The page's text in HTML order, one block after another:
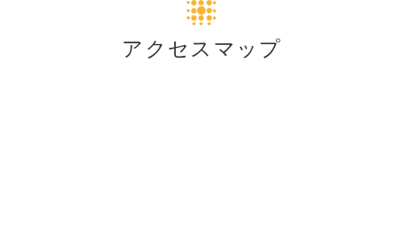
アクセスマップ